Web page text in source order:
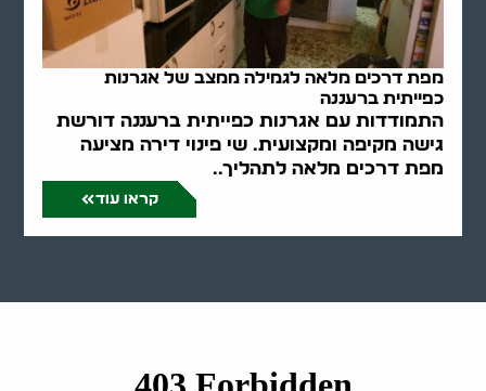
מפת דרכים מלאה לגמילה ממצב של אגרנות
כפייתית ברעננה
התמודדות עם אגרנות כפייתית ברעננה דורשת
גישה מקיפה ומקצועית. שי פינוי דירה מציעה
מפת דרכים מלאה לתהליך..
קראו עוד